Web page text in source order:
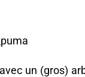
avec un (gros)